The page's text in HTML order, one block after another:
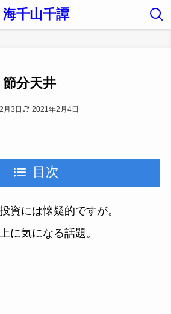
海千山千譚
節分天井
月3日 2021年2月4日
目次
資には懐疑的ですが。
に気になる話題。